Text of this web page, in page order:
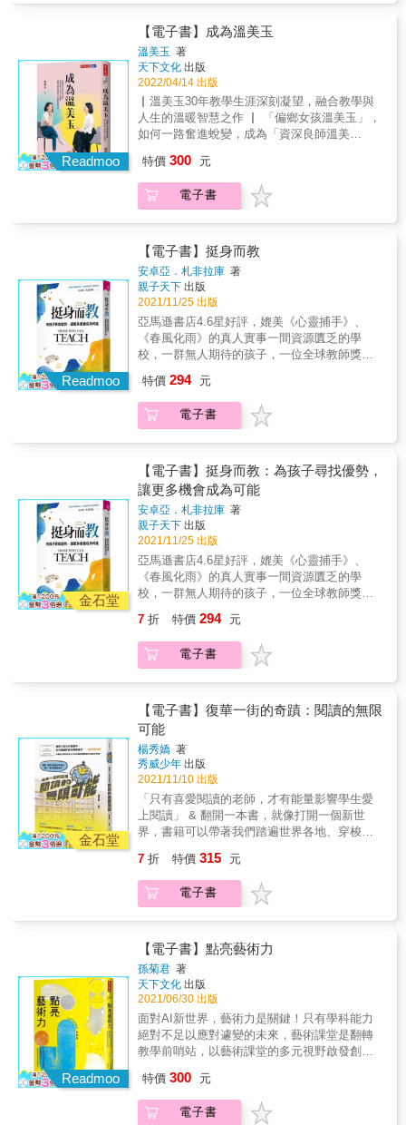
法大公開 ★數式展開，「星空star教學法」首
次完整揭密 ★眾星雲集，為孩子搭建舞臺，人
人都是大明星 ★空中學習，居家防疫，數學語
言再進化 ★桌遊學堂，不斷電的數學遊戲，我
們是數學創客 ★謎題解開，趣味數學這樣玩，
鍛鍊邏輯與推理 ★寶藏迷蹤，用密室逃脫學數
學，居家防疫也能玩 星空STAR教學法，讓數
學隨時隨地，回到最好玩的那一刻！ 本書特色
資源短缺也不怕，數學密室的逃脫指南 輕鬆好
理論， 用真真切切發生在課堂中的溫暖故事，
傳授讓孩子愛上數學的神奇教學心法！ 1.&& &
讓教師輕鬆備課的數學指南： 系統化標記章節
重點，對應各個單元的數學魔術與數學桌遊，
閱讀查找都容易，輕鬆簡單好上手，搭備新課
綱的創意教學， 營造比體育課更好玩的數學
課，無論是創意教學的新手， 或者非數學主科
的教師，都能輕鬆進入，讓數學變得更精彩！
2.&& &陪孩子共學共玩的學習妙招： 居家適玩
的數學桌遊、書籍、魔術大公開！ 針對年級單
元分門別類，讓家長能輕鬆打造數學環境， 隨
時培養孩子的數理興趣，協助孩子克服對數學
的恐懼， 享受有趣又有效的親子共學時光！
3.&& &隨書附贈超實用攻略本：開卷有益開箱
有禮，完整收錄書內的精美數感遊戲小道具、
用！還有小益老師精心設計的多元評量PPT，
以及居家就能玩的數學密室逃脫線上版，趕快
來挖寶！ &
Readmoo
【電子書】成為溫美玉
溫美玉 著
天下文化 出版
2022/04/14 出版
▏溫美玉30年教學生涯深刻凝望，融合教學與
人生的溫暖智慧之作 ▏ 「偏鄉女孩溫美玉」，
如何一路奮進蛻變，成為「資深良師溫美
旅程 她不僅是一個小學老師 她是勇於追求卓
越、實現自我的女性 她是溫美玉 「30年來，我
總是寫學生、寫家長、寫教學，這次，我終於
管不動四年級學生，全班集體出走。 曾經，教
學挫敗、家長抵制讓她崩潰痛哭。 曾經，她總
是以棍子和辱罵高壓控制學生。 曾經，遇到困
境難題她總是拋下學生逃離一切。 30年的探
索、跌撞與修練，她走出自己的路，讓教育翻
轉成真，感動與帶動無數老師，她是溫美玉。
「這本書是我人生至今最重要的一本著作，也
是三十年教學生涯的深刻省思。 書中除了偶有
提及成功的喜悅，更多是深刻坦露迷茫犯錯、
是一段讓心智成熟的旅程。 與其說這是一趟回
顧，不如說是一場新生。 與其說這是一場道
別，不如說是重新啟程，卸下過去的自己，持
續前進，成為無限可能的自己。 寫下這本書要
讓我的學生看到，我如何打直腰桿、活得精采
元氣，對得起當年對他們的諄諄教誨。 我期盼
這本書為讀者帶來療癒與肯定，找到實現自我
的勇氣。」 ──溫美玉 「這條漫長的道路，我
想成為什麼樣的老師？」 在高雄美濃長大的農
家女孩溫美玉，為了逃離升學壓力，也為了掌
控自己的人生，放棄已錄取的高雄女中，遠赴
臺東師專體育科報到，為三十年教學生涯寫下
師無法走進學生的心，也得不到同事和家長支
持。 一次次的挫敗中她含淚爬起，終於找到自
己的強項：「故事教學」，為黑暗的初任歲月
點亮一道光。 她謹記恩師吳英長的期勉：「國
大！」 「你不會，是溫老師的錯，因為我還沒
把你教會！」 溫美玉不相信學校體制是創意教
師的墳場，並以實際行動打破迷思。 她以文學
作品做為班級經營主幹，帶著五年級學生全班
寫小說和心情日記。不但讓學生精進閱讀寫作
能力，也在師生之間架起一座心橋。 早在民國
八十年代，她便開啟風氣之先實踐小組討論教
學； 為了同理學生的學習困難，她重新進修數
學和音樂，開啟教學第二曲線。 她研發獨創
「雙卡教學」和「小白板」，大幅提升教學效
能。 她放下棍子，以坦誠幽默的方式處理班級
事件，不再以強者自居。 她深知，磨難與衝擊
是教學路上的常態；即使不一定會成功，但可
以在失敗中一再修正。 她「任性」而為，始終
業底氣揮灑創意。 「我想把學生帶往何處？」
她以「教室CEO」的宏觀視野和破框的勇氣，
為班級創造願景；以實踐的意志與智慧，帶領
師生一同從優秀邁向卓越。 「做了一輩子，我
的工作是老師」 溫美玉並不以「小學老師」自
我設限，她把創新教學的理念設計成實際可用
的教學輔具，在體制內發揮創意，讓教學翻轉
課Party」，凝聚教師自主學習資源與能量，感
動與帶動無數老師，成為全臺最大教師社群，
以民間力量成為全台老師的重要學習共同體。
特價 300 元
電子書
Readmoo
【電子書】挺身而教
安卓亞．札非拉庫 著
親子天下 出版
2021/11/25 出版
亞馬遜書店4.6星好評，媲美《心靈捕手》、
《春風化雨》的真人實事一間資源匱乏的學
校，一群無人期待的孩子，一位全球教師獎得
的教室？在倫敦的貧民區校園，網路霸凌、幫
派暴力、飢餓與匱乏，弱勢學生正面臨政府不
願處理的最大危機……身為一名藝術教師，安
讓她全心投入教育，幫助學生在課堂中建立自
信？是什麼樣的機緣，讓她毅然前往旁人眼中
的「爛學校」教書，一教就超過十五年？在她
的學校，學生使用的母語多達80種，為了跟學
生打招呼、與家長溝通，她竟自學了35種語
言。這些孩子何其有幸，能遇到這樣一位老
師！安卓亞原本跟大多數老師一樣，透過師培
體系，經過分發實習，最後從事教職。但跟其
他老師不同的是，她選擇了一間過往風評「惡
名昭彰」的社區中學就職，原本答應父親只待
更勇於直言批判英國的教育政策。安卓亞認
為，眾人的成見，會讓學生有相對應的表現。
她深深相信，大家眼中的「壞學校」其實是間
這個事實：她遇到拒絕發言的特殊生，卻發現
孩子驚人的藝術天賦，當拋開偏見，親師生都
備受鼓舞；她遇到了陷入移民家庭困境的不良
少年，以同理非同情的態度給予孩子尊重，也
讓孩子尊重自己；她遇到天資聰穎、熱愛繪畫
的資優生，面對家庭期望與個人志向落差，她
的鼓勵讓孩子勇於選擇。弱勢學校裡的學生，
他們在物質與心靈上的缺乏，遠比我們想像得
行為偏差學生加入幫派等等，都是藝術教師安
但幫學生量身打造課程，也鼓勵他們接觸藝
術。她深信藝術能夠療傷止痛，也能給予緘默
學生開口的信心，這些看似微不足道的事情，
每位老師都能帶給學生融入日常的藝術教育：
★打開音樂廣播頻道，讓孩子低聲哼歌★用不
同的顏料和色筆，讓孩子恣意畫出各種可能★
準備乾淨的制服，讓孩子從服儀整潔開始改變
★除了創作，也讓孩子學會欣賞彼此的作品，
彼此讚美重視藝術的安卓亞永遠站在保護學生
的第一線，她在贏得全球教師獎之後，將獎金
全數投入公益，成立「駐校藝術家」慈善基金
會，希望能改善弱勢學校的藝術教育。她的教
學日常，也同樣是眾多教師與學生面臨的處
境。然而，安卓亞「挺身而教」的勇氣與毅
力，鼓舞著廣大對孩子不知所措、有無助感的
特價 294 元
電子書
金石堂
【電子書】挺身而教：為孩子尋找優勢，
讓更多機會成為可能
安卓亞．札非拉庫 著
親子天下 出版
2021/11/25 出版
亞馬遜書店4.6星好評，媲美《心靈捕手》、
《春風化雨》的真人實事一間資源匱乏的學
校，一群無人期待的孩子，一位全球教師獎得
的教室？在倫敦的貧民區校園，網路霸凌、幫
派暴力、飢餓與匱乏，弱勢學生正面臨政府不
願處理的最大危機……身為一名藝術教師，安
讓她全心投入教育，幫助學生在課堂中建立自
信？是什麼樣的機緣，讓她毅然前往旁人眼中
的「爛學校」教書，一教就超過十五年？在她
的學校，學生使用的母語多達80種，為了跟學
生打招呼、與家長溝通，她竟自學了35種語
言。這些孩子何其有幸，能遇到這樣一位老
師！安卓亞原本跟大多數老師一樣，透過師培
體系，經過分發實習，最後從事教職。但跟其
他老師不同的是，她選擇了一間過往風評「惡
名昭彰」的社區中學就職，原本答應父親只待
更勇於直言批判英國的教育政策。安卓亞認
為，眾人的成見，會讓學生有相對應的表現。
她深深相信，大家眼中的「壞學校」其實是間
這個事實：她遇到拒絕發言的特殊生，卻發現
孩子驚人的藝術天賦，當拋開偏見，親師生都
備受鼓舞；她遇到了陷入移民家庭困境的不良
少年，以同理非同情的態度給予孩子尊重，也
讓孩子尊重自己；她遇到天資聰穎、熱愛繪畫
的資優生，面對家庭期望與個人志向落差，她
的鼓勵讓孩子勇於選擇。弱勢學校裡的學生，
還要多。小至修補制服，大至聯繫社工、防止
行為偏差學生加入幫派等等，都是藝術教師安
卓亞的日常。她向來不走墨守成規的老路，不
7 折 特價 294 元
電子書
金石堂
【電子書】復華一街的奇蹟：閱讀的無限
可能
楊秀嬌 著
秀威少年 出版
2021/11/10 出版
「只有喜愛閱讀的老師，才有能量影響學生愛
上閱讀」 & 翻開一本書，就像打開一個新世
界，書籍可以帶著我們踏遍世界各地、穿梭古
界的美和多采多姿。 & 楊秀嬌老師自2015年接
任內壢國中的圖書教師以來，從最初的跌跌撞
撞，改善狹小圖書館空間、營造舒適閱讀環
& 「老師介紹了各式書籍，擴大我的閱讀脾
胃，治療了我的閱讀偏食。」 「我們將作品出
版成一本繪本，讓我覺得非常有成就感！」
「透過走讀課程，寓教於樂，讓莘莘學子們在
輕鬆的氣氛中吸收知識！」 & 從讀書心得、製
作繪本與動畫，進而走出戶外
&mdash;&mdash;走讀課程，延伸至環境教
育、多元文化、手寫春聯與陶瓷彩繪
&hellip;&hellip;透過一次次的實踐發現了閱讀教
磐石獎」「教育部教學卓越金質獎」「全國學
7 折 特價 315 元
電子書
Readmoo
【電子書】點亮藝術力
孫菊君 著
天下文化 出版
2021/06/30 出版
面對AI新世界，藝術力是關鍵！只有學科能力
絕對不足以應對遽變的未來，藝術課堂是翻轉
教學前哨站，以藝術課堂的多元視野啟發創
思考力」！SUPER教師孫菊君首部力作，張輝
誠撰序推薦你曾在藝術課因為習得無助而留下
陰影嗎？你曾以為藝術課是可有可無的附屬科
特價 300 元
電子書